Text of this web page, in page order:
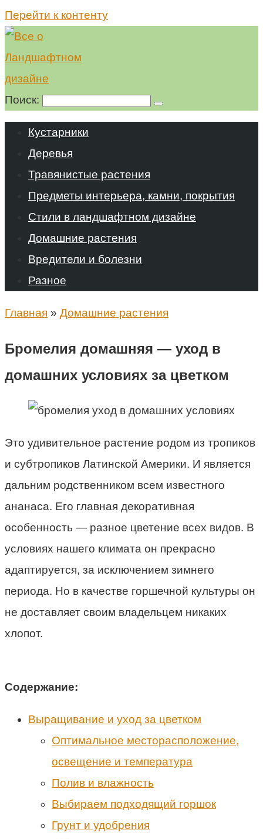
Перейти к контенту
Поиск:
Кустарники
Деревья
Травянистые растения
Предметы интерьера, камни, покрытия
Стили в ландшафтном дизайне
Домашние растения
Вредители и болезни
Разное
Главная » Домашние растения
Бромелия домашняя — уход в
домашних условиях за цветком
Это удивительное растение родом из тропиков
и субтропиков Латинской Америки. И является
дальним родственником всем известного
ананаса. Его главная декоративная
особенность — разное цветение всех видов. В
условиях нашего климата он прекрасно
адаптируется, за исключением зимнего
периода. Но в качестве горшечной культуры он
не доставляет своим владельцем никаких
хлопот.
Содержание:
Выращивание и уход за цветком
Оптимальное месторасположение,
освещение и температура
Полив и влажность
Выбираем подходящий горшок
Грунт и удобрения